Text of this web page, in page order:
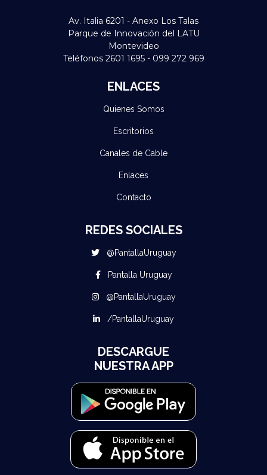
Av. Italia 6201 - Anexo Los Talas
Parque de Innovación del LATU
Montevideo
Teléfonos 2601 1695 - 099 272 969
ENLACES
Quienes Somos
Escritorios
Canales de Cable
Enlaces
Contacto
REDES SOCIALES
@PantallaUruguay
Pantalla Uruguay
@PantallaUruguay
/PantallaUruguay
DESCARGUE
NUESTRA APP